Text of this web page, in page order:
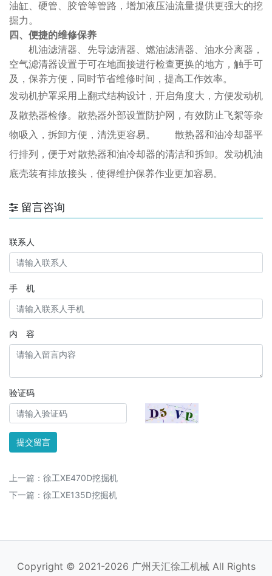
油缸、硬管、胶管等管路，增加液压油流量提供更强大的挖
掘力。
四、便捷的维修保养
机油滤清器、先导滤清器、燃油滤清器、油水分离器，
空气滤清器设置于可在地面接进行检查更换的地方，触手可
及，保养方便，同时节省维修时间，提高工作效率。
发动机护罩采用上翻式结构设计，开启角度大，方便发动机
及散热器检修。散热器外部设置防护网，有效防止飞絮等杂
物吸入，拆卸方便，清洗更容易。 散热器和油冷却器平
行排列，便于对散热器和油冷却器的清洁和拆卸。发动机油
底壳装有排放接头，使得维护保养作业更加容易。
留言咨询
联系人
手 机
内 容
验证码
提交留言
上一篇： 徐工XE470D挖掘机
下一篇： 徐工XE135D挖掘机
Copyright © 2021-2026 广州天汇徐工机械 All Rights